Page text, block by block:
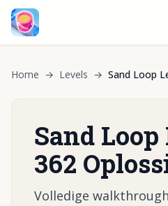
Home → Levels → Sand Loop
Sand
362
Volledige